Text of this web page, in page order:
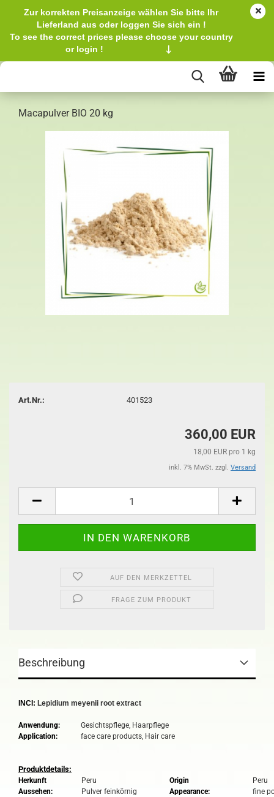
Zur korrekten Preisanzeige wählen Sie bitte Ihr
Lieferland aus oder loggen Sie sich ein !
To see the correct prices please choose your country
or login !
↓
Macapulver BIO 20 kg
Art.Nr.: 401523
360,00 EUR
18,00 EUR pro 1 kg
inkl. 7% MwSt. zzgl. Versand
AUF DEN MERKZETTEL
FRAGE ZUM PRODUKT
Beschreibung
INCI: Lepidium meyenii root extract
Anwendung:
Gesichtspflege, Haarpflege
Application:
face care products, Hair care
Produktdetails:
Herkunft Peru Origin
Peru
Aussehen:
Pulver feinkörnig Appearance:
fine